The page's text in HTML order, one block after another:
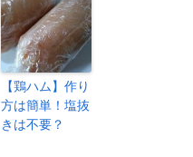
【鶏ハム】作り
方は簡単！塩抜
きは不要？